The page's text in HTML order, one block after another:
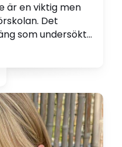
är en viktig men
Det
som undersökt
upplevelse av att
Språkutvecklande